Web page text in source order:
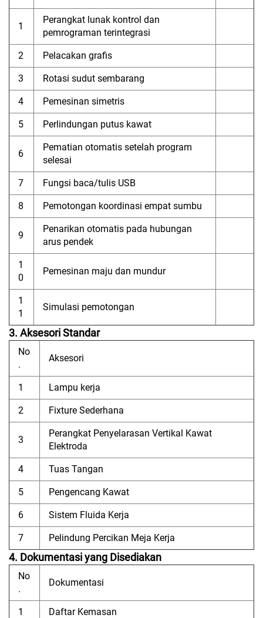
1
Perangkat lunak kontrol dan
pemrograman terintegrasi
2 Pelacakan grafis
3 Rotasi sudut sembarang
4 Pemesinan simetris
5 Perlindungan putus kawat
6
Pematian otomatis setelah program
selesai
7 Fungsi baca/tulis USB
8 Pemotongan koordinasi empat sumbu
9
Penarikan otomatis pada hubungan
arus pendek
1
0
Pemesinan maju dan mundur
1
1
Simulasi pemotongan
3. Aksesori Standar
No
.
Aksesori
1 Lampu kerja
2 Fixture Sederhana
3
Perangkat Penyelarasan Vertikal Kawat
Elektroda
4 Tuas Tangan
5 Pengencang Kawat
6 Sistem Fluida Kerja
7 Pelindung Percikan Meja Kerja
4. Dokumentasi yang Disediakan
No
.
Dokumentasi
1 Daftar Kemasan